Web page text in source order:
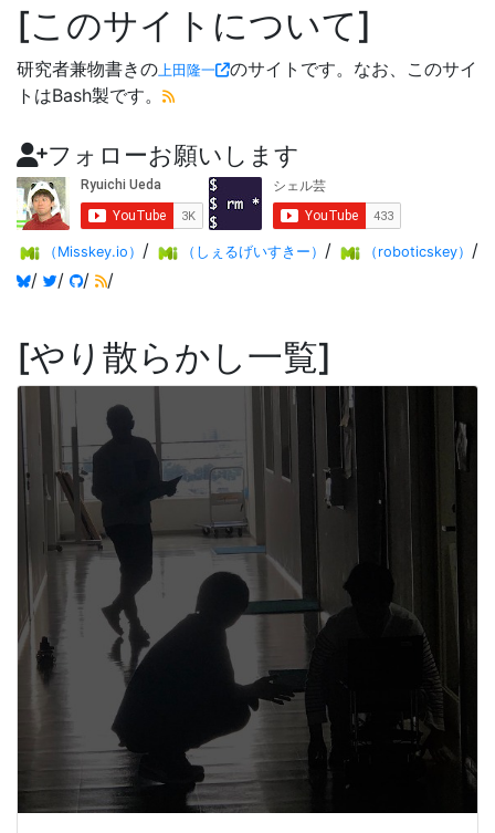
このサイトについて
研究者兼物書きの上田隆一
のサイトです。なお、このサイ
トはBash製です。
フォローお願いします
（Misskey.io） / （しぇるげいすきー） / （roboticskey） /
/
/ / /
やり散らかし一覧